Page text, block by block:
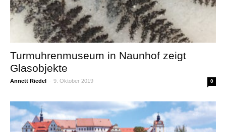
Turmuhrenmuseum in Naunhof zeigt
Glasobjekte
Annett Riedel - 9. Oktober 2019 0